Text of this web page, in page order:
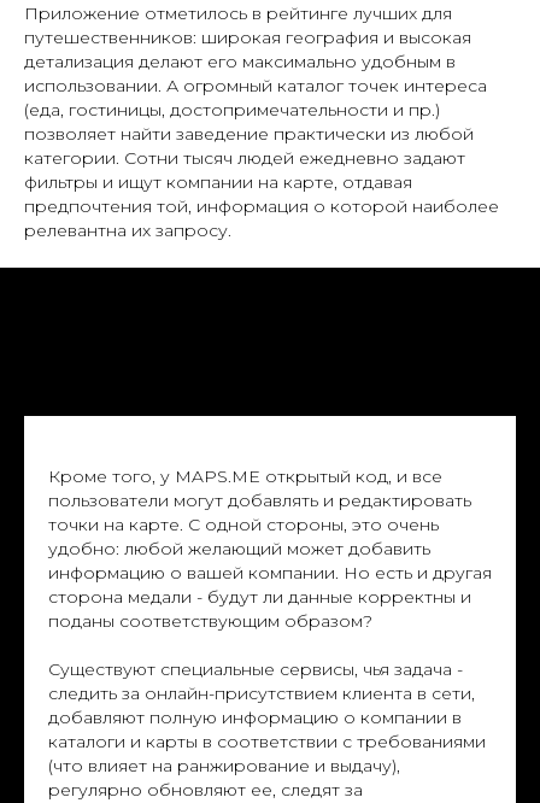
Приложение отметилось в рейтинге лучших для
путешественников: широкая география и высокая
детализация делают его максимально удобным в
использовании. А огромный каталог точек интереса
(еда, гостиницы, достопримечательности и пр.)
позволяет найти заведение практически из любой
категории. Сотни тысяч людей ежедневно задают
фильтры и ищут компании на карте, отдавая
предпочтения той, информация о которой наиболее
релевантна их запросу.
Кроме того, у MAPS.ME открытый код, и все
пользователи могут добавлять и редактировать
точки на карте. С одной стороны, это очень
удобно: любой желающий может добавить
информацию о вашей компании. Но есть и другая
сторона медали - будут ли данные корректны и
поданы соответствующим образом?
Существуют специальные сервисы, чья задача -
следить за онлайн-присутствием клиента в сети,
добавляют полную информацию о компании в
каталоги и карты в соответствии с требованиями
(что влияет на ранжирование и выдачу),
регулярно обновляют ее, следят за